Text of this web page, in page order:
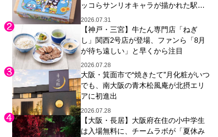
ッコらサンリオキャラが描かれた駅弁
やグッズが登場
2026.07.31
【神戸・三宮】牛たん専門店「ねぎ
し」関西2号店が登場、ファンら「8月
が待ち遠しい」と早くから注目
2026.07.28
大阪・箕面市で“焼きたて”月化粧がいつ
でも、南大阪の青木松風庵が北摂エリ
アに初進出
2026.07.28
【大阪・長居】大阪府在住の小中学生
は入場無料に、チームラボが「夏休み